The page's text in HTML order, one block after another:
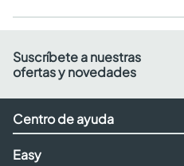
Suscríbete a nuestras
ofertas y novedades
Centro de ayuda
Easy